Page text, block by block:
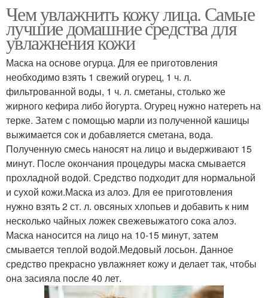
Чем увлажнить кожу лица. Самые
лучшие домашние средства для
увлажнения кожи
Маска на основе огурца. Для ее приготовления
необходимо взять 1 свежий огурец, 1 ч. л.
фильтрованной воды, 1 ч. л. сметаны, столько же
жирного кефира либо йогурта. Огурец нужно натереть на
терке. Затем с помощью марли из полученной кашицы
выжимается сок и добавляется сметана, вода.
Полученную смесь наносят на лицо и выдерживают 15
минут. После окончания процедуры маска смывается
прохладной водой. Средство подходит для нормальной
и сухой кожи.Маска из алоэ. Для ее приготовления
нужно взять 2 ст. л. овсяных хлопьев и добавить к ним
несколько чайных ложек свежевыжатого сока алоэ.
Маска наносится на лицо на 10-15 минут, затем
смывается теплой водой.Медовый лосьон. Данное
средство прекрасно увлажняет кожу и делает так, чтобы
она засияла после 40 лет.